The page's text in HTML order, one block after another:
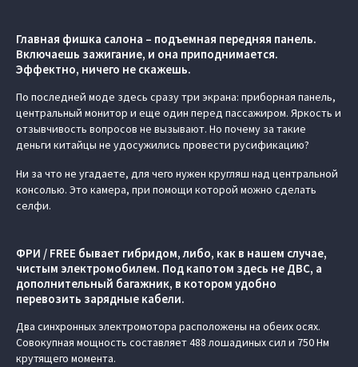
Главная фишка салона – подъемная передняя панель.
Включаешь зажигание, и она приподнимается.
Эффектно, ничего не скажешь.
По последней моде здесь сразу три экрана: приборная панель,
центральный монитор и еще один перед пассажиром. Яркость и
отзывчивость вопросов не вызывают. Но почему за такие
деньги китайцы не удосужились провести русификацию?
Ни за что не угадаете, для чего нужен кругляш над центральной
консолью. Это камера, при помощи которой можно сделать
селфи.
ФРИ / FREE бывает гибридом, либо, как в нашем случае,
чистым электромобилем. Под капотом здесь не ДВС, а
дополнительный багажник, в котором удобно
перевозить зарядные кабели.
Два синхронных электромотора расположены на обеих осях.
Совокупная мощность составляет 488 лошадиных сил и 750 Нм
крутящего момента.